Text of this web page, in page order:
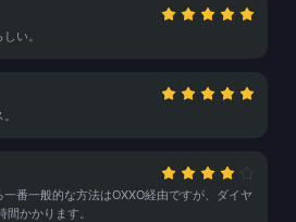
い。
番一般的な方法はOXXO経由ですが、ダイヤ
かかります。